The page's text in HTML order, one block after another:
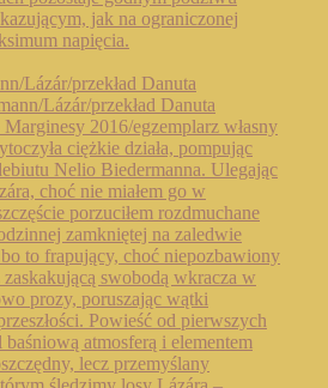
Lázár/przekład Danuta